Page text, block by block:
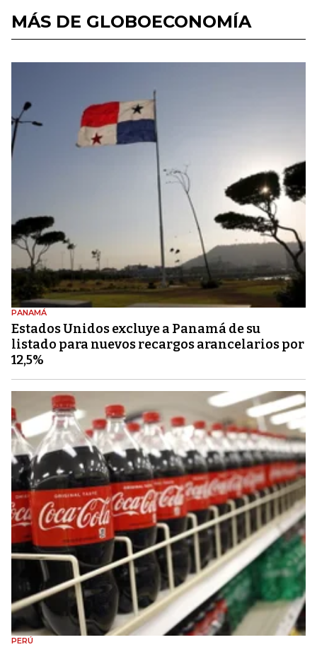
MÁS DE GLOBOECONOMÍA
PANAMÁ
Estados Unidos excluye a Panamá de su
listado para nuevos recargos arancelarios por
12,5%
PERÚ